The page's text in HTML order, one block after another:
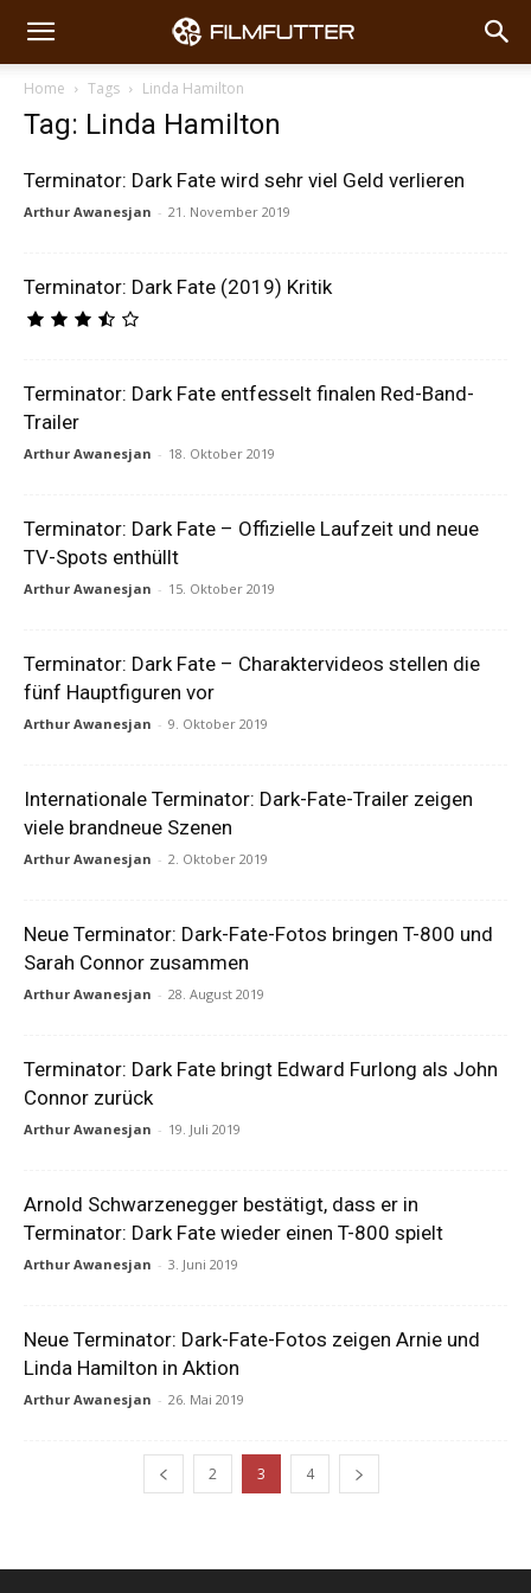
Home Tags Linda Hamilton
Tag: Linda Hamilton
Terminator: Dark Fate wird sehr viel Geld verlieren
Arthur Awanesjan - 21. November 2019
Terminator: Dark Fate (2019) Kritik
Terminator: Dark Fate entfesselt finalen Red-Band-
Trailer
Arthur Awanesjan - 18. Oktober 2019
Terminator: Dark Fate – Offizielle Laufzeit und neue
TV-Spots enthüllt
Arthur Awanesjan - 15. Oktober 2019
Terminator: Dark Fate – Charaktervideos stellen die
fünf Hauptfiguren vor
Arthur Awanesjan - 9. Oktober 2019
Internationale Terminator: Dark-Fate-Trailer zeigen
viele brandneue Szenen
Arthur Awanesjan - 2. Oktober 2019
Neue Terminator: Dark-Fate-Fotos bringen T-800 und
Sarah Connor zusammen
Arthur Awanesjan - 28. August 2019
Terminator: Dark Fate bringt Edward Furlong als John
Connor zurück
Arthur Awanesjan - 19. Juli 2019
Arnold Schwarzenegger bestätigt, dass er in
Terminator: Dark Fate wieder einen T-800 spielt
Arthur Awanesjan - 3. Juni 2019
Neue Terminator: Dark-Fate-Fotos zeigen Arnie und
Linda Hamilton in Aktion
Arthur Awanesjan - 26. Mai 2019
2 3 4